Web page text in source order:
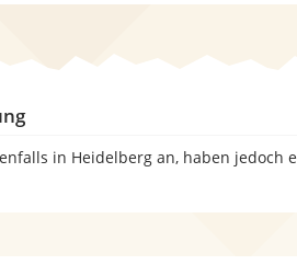
in Heidelberg an, haben jedoch